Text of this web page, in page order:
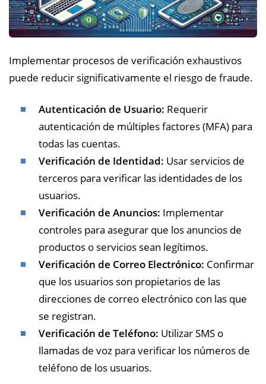
Implementar procesos de verificación exhaustivos
puede reducir significativamente el riesgo de fraude.
Autenticación de Usuario: Requerir
autenticación de múltiples factores (MFA) para
todas las cuentas.
Verificación de Identidad: Usar servicios de
terceros para verificar las identidades de los
usuarios.
Verificación de Anuncios: Implementar
controles para asegurar que los anuncios de
productos o servicios sean legítimos.
Verificación de Correo Electrónico: Confirmar
que los usuarios son propietarios de las
direcciones de correo electrónico con las que
se registran.
Verificación de Teléfono: Utilizar SMS o
llamadas de voz para verificar los números de
teléfono de los usuarios.